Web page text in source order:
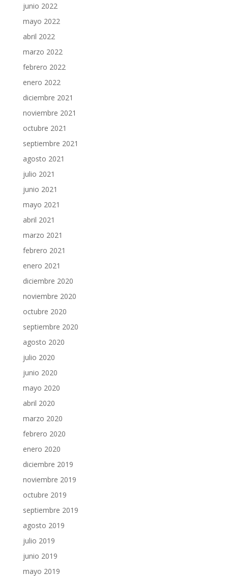
junio 2022
mayo 2022
abril 2022
marzo 2022
febrero 2022
enero 2022
diciembre 2021
noviembre 2021
octubre 2021
septiembre 2021
agosto 2021
julio 2021
junio 2021
mayo 2021
abril 2021
marzo 2021
febrero 2021
enero 2021
diciembre 2020
noviembre 2020
octubre 2020
septiembre 2020
agosto 2020
julio 2020
junio 2020
mayo 2020
abril 2020
marzo 2020
febrero 2020
enero 2020
diciembre 2019
noviembre 2019
octubre 2019
septiembre 2019
agosto 2019
julio 2019
junio 2019
mayo 2019